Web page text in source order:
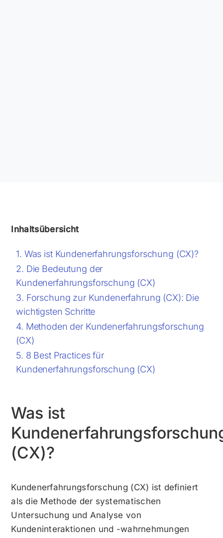
Inhaltsübersicht
Was ist Kundenerfahrungsforschung (CX)?
Die Bedeutung der
Kundenerfahrungsforschung (CX)
Forschung zur Kundenerfahrung (CX): Die
wichtigsten Schritte
Methoden der Kundenerfahrungsforschung
(CX)
8 Best Practices für
Kundenerfahrungsforschung (CX)
Was ist
(CX)?
Kundenerfahrungsforschung (CX) ist definiert
als die Methode der systematischen
Untersuchung und Analyse von
Kundeninteraktionen und -wahrnehmungen